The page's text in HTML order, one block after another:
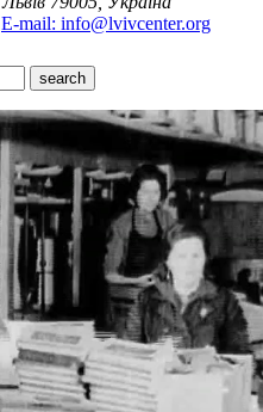
E-mail: info@lvivcenter.org
search